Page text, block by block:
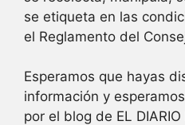
se etiqueta en las
el Reglamento del
Esperamos que hayas
información y
por el blog de EL